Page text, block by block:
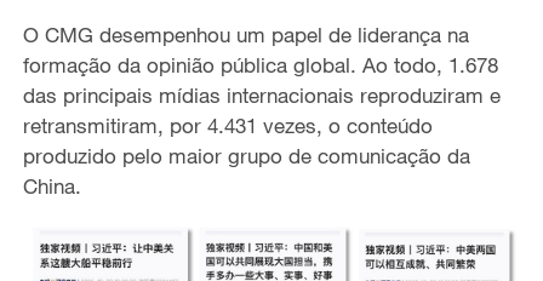
O CMG desempenhou um papel de liderança na
formação da opinião pública global. Ao todo, 1.678
das principais mídias internacionais reproduziram e
retransmitiram, por 4.431 vezes, o conteúdo
produzido pelo maior grupo de comunicação da
China.